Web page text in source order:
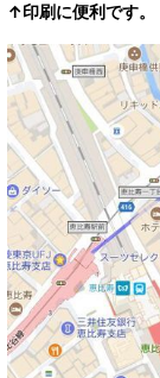
↑印刷に便利です。